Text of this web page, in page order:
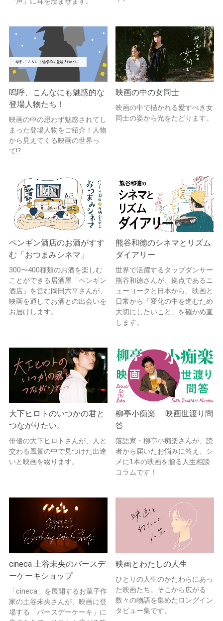
嗚呼、こんなにも魅惑的な
登場人物たち！
映画の中の思わず魅惑されてし
まった登場人物をご紹介！人物
から見えてくる映画の世界っ
て!?
映画の中の女同士
映画の中で描かれる愛すべき女
同士の姿から光をたどります。
ペンギン酒店のお酒がすす
む「おつまみシネマ」
300〜400種類のお酒を楽しむ
ことができる居酒屋「ペンギン
酒店」を営む岡田六平さんが、
映画を通してお酒との出会いを
お届けします。
熊谷和徳のシネマとリズム
ダイアリー
世界で活躍するタップダンサー
熊谷和徳さんが、拠点であるニ
ューヨークと日本から、映画と
日常から「変化の中を進むため
大切にしたいこと」を確かめ直
します。
大下ヒロトのいつかの君と
つながりたい。
俳優の大下ヒロトさんが、人と
交わる風景の中で見つけた出逢
いと映画を綴ります。
柳亭小痴楽 映画世渡り問
答
落語家・柳亭小痴楽さんが、読
者から届いたお悩みに答え、シ
メに1本の映画を贈る人生相談
コラムです！
cineca 土谷未央のバースデ
ーケーキショップ
「cineca」を展開するお菓子作
家の土谷未央さんが、映画に登
場する「バースデーケーキ」に
映画とわたしの人生
ひとりの人生のかたわらにあっ
た映画たち。そこから広がる
数々の物語を集めたロングイン
タビュー集です。